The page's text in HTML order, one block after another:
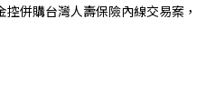
併購台灣人壽保險內線交易案，